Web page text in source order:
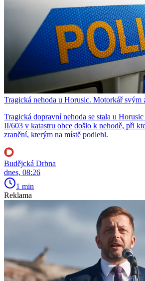
Tragická nehoda u Horusic. Motorkář svým
Tragická dopravní nehoda se stala u
II/603 v katastru obce došlo k nehodě, při
zranění, kterým na místě podlehl.
Budějcká Drbna
dnes, 08:26
1 min
Reklama